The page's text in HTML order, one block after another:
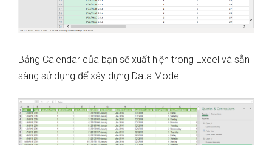
Bảng Calendar của bạn sẽ xuất hiện trong Excel và sẵn
sàng sử dụng để xây dựng Data Model.